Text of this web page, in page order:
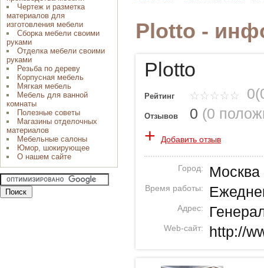
Plotto -
Plotto
Рейтинг
Отзывов 0 (0
+ Добавить отзыв
Город: Москва
Время работы:
Адрес:
Web-сайт: http://
Чертеж и разметка
материалов для
изготовления мебели
Сборка мебели своими
руками
Отделка мебели своими
руками
Резьба по дереву
Корпусная мебель
Мягкая мебель
Мебель для ванной
комнаты
Полезные советы
Магазины отделочных
материалов
Мебельные салоны
Юмор, шокирующее
О нашем сайте